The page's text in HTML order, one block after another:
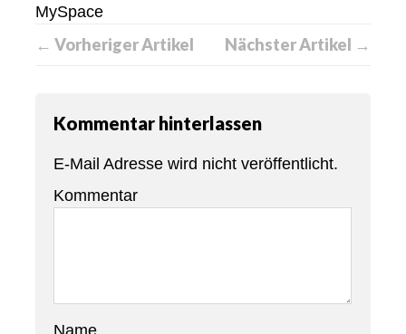
MySpace
← Vorheriger Artikel Nächster Artikel →
Kommentar hinterlassen
E-Mail Adresse wird nicht veröffentlicht.
Kommentar